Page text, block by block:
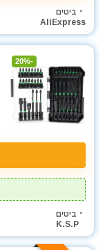
ביטים
AliExpress
-20%
ביטים
K.S.P